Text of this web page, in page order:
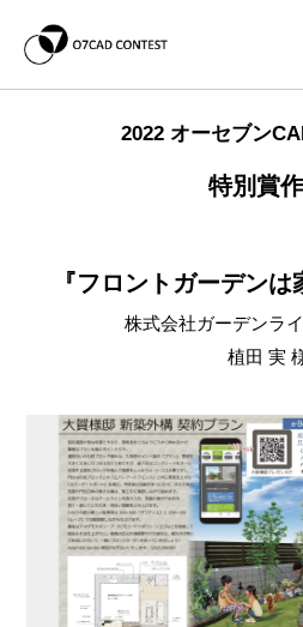
2022 オーセブン
特別賞
『フロントガーデンは
株式会社ガーデンラ
植田 実